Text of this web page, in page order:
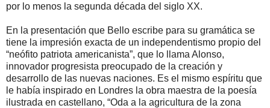
por lo menos la segunda década del siglo XX.
En la presentación que Bello escribe para su gramática se
tiene la impresión exacta de un independentismo propio del
“neófito patriota americanista”, que lo llama Alonso,
innovador progresista preocupado de la creación y
desarrollo de las nuevas naciones. Es el mismo espíritu que
le había inspirado en Londres la obra maestra de la poesía
ilustrada en castellano, “Oda a la agricultura de la zona